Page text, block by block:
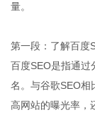
量。
第一段：了解百度
百度SEO是指通过
名。与谷歌SEO相
高网站的曝光率，